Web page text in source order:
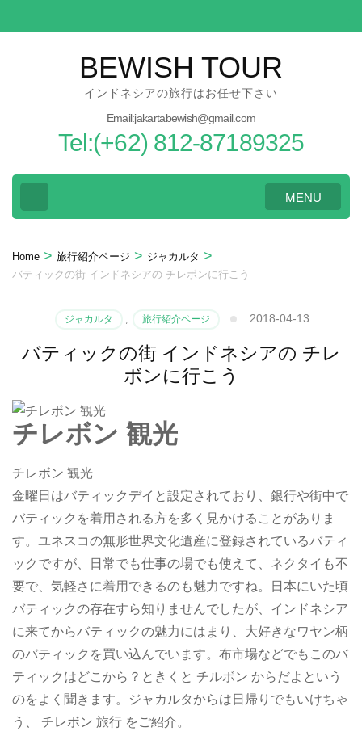
to
BEWISH TOUR
インドネシアの旅行はお任せ下さい
Email:jakartabewish@gmail.com
Tel:(+62) 812-87189325
MENU
Home > 旅行紹介ページ > ジャカルタ >
バティックの街 インドネシアの チレボンに行こう
ジャカルタ , 旅行紹介ページ 2018-04-13
バティックの街 インドネシアの チレ
ボンに行こう
チレボン 観光
チレボン 観光
金曜日はバティックデイと設定されており、銀行や街中で
バティックを着用される方を多く見かけることがありま
す。ユネスコの無形世界文化遺産に登録されているバティ
ックですが、日常でも仕事の場でも使えて、ネクタイも不
要で、気軽さに着用できるのも魅力ですね。日本にいた頃
バティックの存在すら知りませんでしたが、インドネシア
に来てからバティックの魅力にはまり、大好きなワヤン柄
のバティックを買い込んでいます。布市場などでもこのバ
ティックはどこから？ときくと チルボン からだよという
のをよく聞きます。ジャカルタからは日帰りでもいけちゃ
う、 チレボン 旅行 をご紹介。